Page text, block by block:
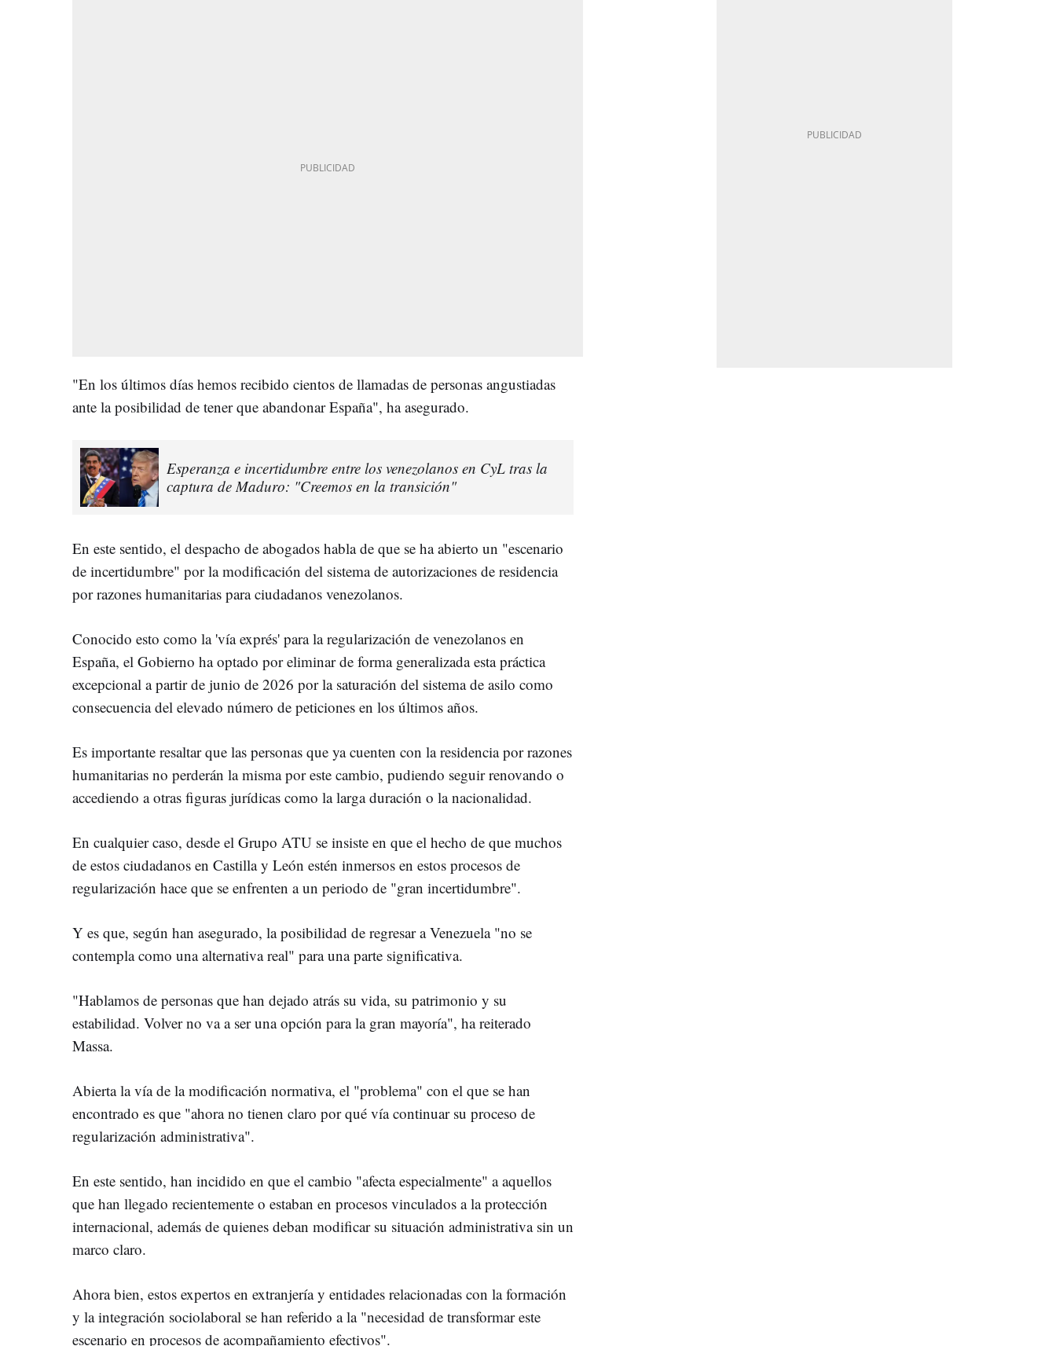
"En los últimos días hemos recibido cientos de llamadas de personas angustiadas
ante la posibilidad de tener que abandonar España", ha asegurado.
Esperanza e incertidumbre entre los venezolanos en CyL tras la
captura de Maduro: "Creemos en la transición"
En este sentido, el despacho de abogados habla de que se ha abierto un "escenario
de incertidumbre" por la modificación del sistema de autorizaciones de residencia
por razones humanitarias para ciudadanos venezolanos.
Conocido esto como la 'vía exprés' para la regularización de venezolanos en
España, el Gobierno ha optado por eliminar de forma generalizada esta práctica
excepcional a partir de junio de 2026 por la saturación del sistema de asilo como
consecuencia del elevado número de peticiones en los últimos años.
Es importante resaltar que las personas que ya cuenten con la residencia por razones
humanitarias no perderán la misma por este cambio, pudiendo seguir renovando o
accediendo a otras figuras jurídicas como la larga duración o la nacionalidad.
En cualquier caso, desde el Grupo ATU se insiste en que el hecho de que muchos
de estos ciudadanos en Castilla y León estén inmersos en estos procesos de
regularización hace que se enfrenten a un periodo de "gran incertidumbre".
Y es que, según han asegurado, la posibilidad de regresar a Venezuela "no se
contempla como una alternativa real" para una parte significativa.
"Hablamos de personas que han dejado atrás su vida, su patrimonio y su
estabilidad. Volver no va a ser una opción para la gran mayoría", ha reiterado
Massa.
Abierta la vía de la modificación normativa, el "problema" con el que se han
encontrado es que "ahora no tienen claro por qué vía continuar su proceso de
regularización administrativa".
En este sentido, han incidido en que el cambio "afecta especialmente" a aquellos
que han llegado recientemente o estaban en procesos vinculados a la protección
internacional, además de quienes deban modificar su situación administrativa sin un
marco claro.
Ahora bien, estos expertos en extranjería y entidades relacionadas con la formación
y la integración sociolaboral se han referido a la "necesidad de transformar este
escenario en procesos de acompañamiento efectivos".